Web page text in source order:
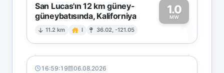
San Lucas'ın 12 km güney-
güneybatısında, Kaliforniya
11.2 km I 36.02, -121.05
1.0
MW1
16:59:19 06.08.2026